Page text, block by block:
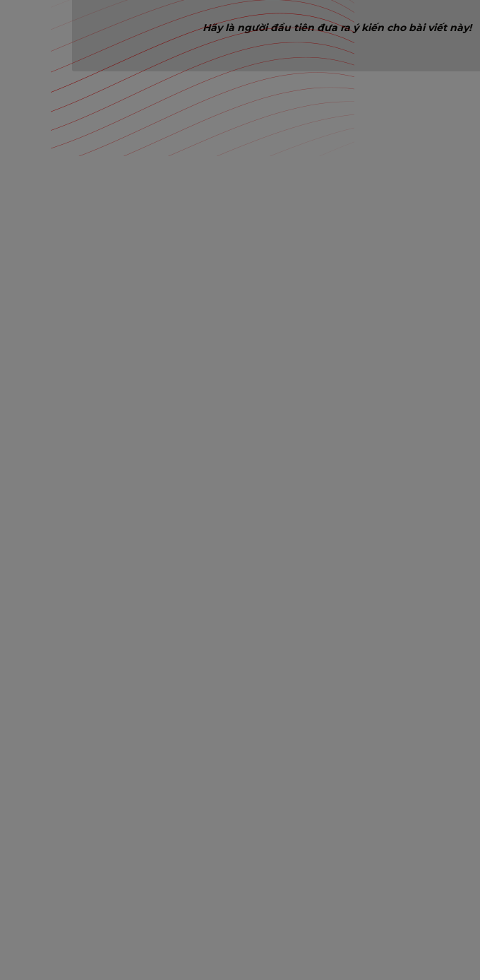
Hãy là người đầu tiên đưa ra ý kiến cho bài viết này!